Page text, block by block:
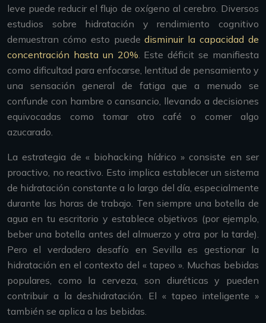
leve puede reducir el flujo de oxígeno al cerebro. Diversos
estudios sobre hidratación y rendimiento cognitivo
demuestran cómo esto puededisminuir la capacidad de
concentración hasta un 20%. Este déficit se manifiesta
como dificultad para enfocarse, lentitud de pensamiento y
una sensación general de fatiga que a menudo se
confunde con hambre o cansancio, llevando a decisiones
equivocadas como tomar otro café o comer algo
azucarado.
La estrategia de « biohacking hídrico » consiste en ser
proactivo, no reactivo. Esto implica establecer un sistema
de hidratación constante a lo largo del día, especialmente
durante las horas de trabajo. Ten siempre una botella de
agua en tu escritorio y establece objetivos (por ejemplo,
beber una botella antes del almuerzo y otra por la tarde).
Pero el verdadero desafío en Sevilla es gestionar la
hidratación en el contexto del « tapeo ». Muchas bebidas
populares, como la cerveza, son diuréticas y pueden
contribuir a la deshidratación. El « tapeo inteligente »
también se aplica a las bebidas.